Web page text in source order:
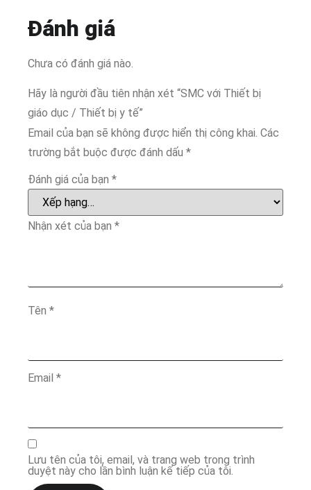
Đánh giá
Chưa có đánh giá nào.
Hãy là người đầu tiên nhận xét “SMC với Thiết bị
giáo dục / Thiết bị y tế”
Email của bạn sẽ không được hiển thị công khai. Các
trường bắt buộc được đánh dấu *
Đánh giá của bạn *
Nhận xét của bạn *
Tên *
Email *
Lưu tên của tôi, email, và trang web trong trình
duyệt này cho lần bình luận kế tiếp của tôi.